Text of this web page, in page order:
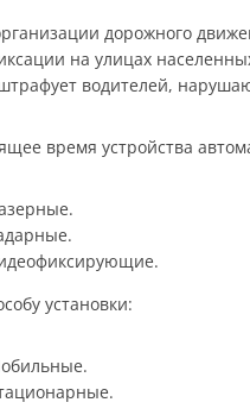
дорожного
на улицах
водителей,
время устройства
установки: